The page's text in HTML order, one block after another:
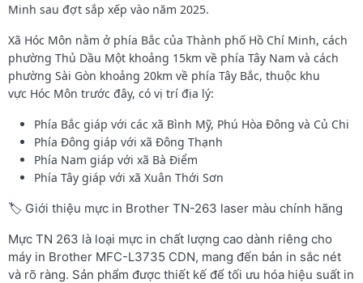
Minh sau đợt sắp xếp vào năm 2025.
Xã Hóc Môn nằm ở phía Bắc của Thành phố Hồ Chí Minh, cách
phường Thủ Dầu Một khoảng 15km về phía Tây Nam và cách
phường Sài Gòn khoảng 20km về phía Tây Bắc, thuộc khu
vực Hóc Môn trước đây, có vị trí địa lý:
Phía Bắc giáp với các xã Bình Mỹ, Phú Hòa Đông và Củ Chi
Phía Đông giáp với xã Đông Thạnh
Phía Nam giáp với xã Bà Điểm
Phía Tây giáp với xã Xuân Thới Sơn
🏷️ Giới thiệu mực in Brother TN-263 laser màu chính hãng
Mực TN 263 là loại mực in chất lượng cao dành riêng cho
máy in Brother MFC-L3735 CDN, mang đến bản in sắc nét
và rõ ràng. Sản phẩm được thiết kế để tối ưu hóa hiệu suất in